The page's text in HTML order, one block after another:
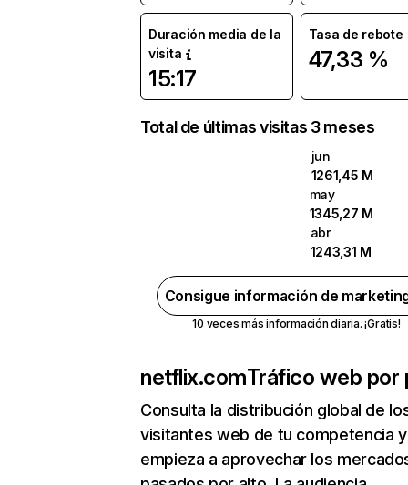
Duración media de la
visita
15:17
Tasa de rebote
47,33 %
Total de últimas visitas 3 meses
jun
1261,45 M
may
1345,27 M
abr
1243,31 M
Consigue información de
10 veces más información diaria. ¡Gratis!
netflix.comTráfico web por
Consulta la distribución global de
visitantes web de tu competencia y
empieza a aprovechar los